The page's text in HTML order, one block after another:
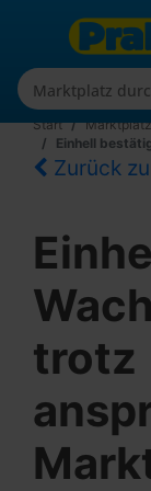
Start Marktplatz
Einhell
Zurück
trotz